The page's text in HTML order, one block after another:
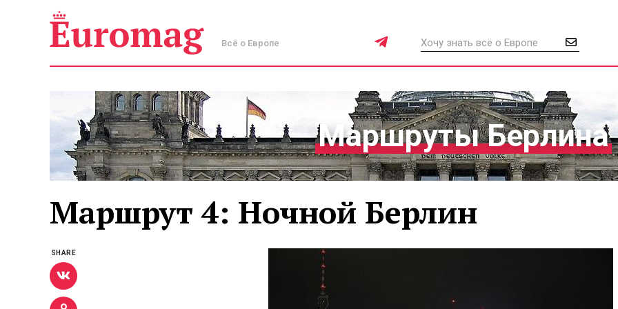
Всё о Европе
Маршруты Берлина
Маршрут 4: Ночной Берлин
SHARE